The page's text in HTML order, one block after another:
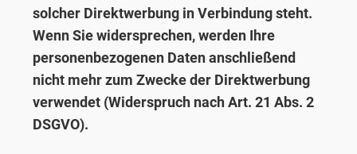
solcher Direktwerbung in Verbindung steht.
Wenn Sie widersprechen, werden Ihre
personenbezogenen Daten anschließend
nicht mehr zum Zwecke der Direktwerbung
verwendet (Widerspruch nach Art. 21 Abs. 2
DSGVO).